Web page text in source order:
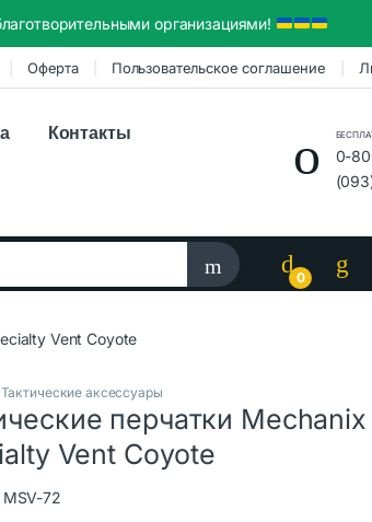
Оферта Пользовательское соглашение
Контакты
0-
0
Vent Coyote
Тактические аксессуары
перчатки Mechanix
Vent Coyote
MSV-72
организациями!